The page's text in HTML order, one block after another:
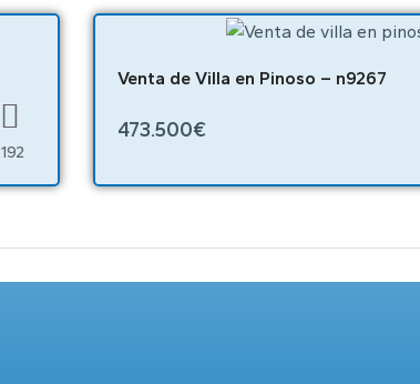
192
Venta de Villa en Pinoso – n9267
473.500€